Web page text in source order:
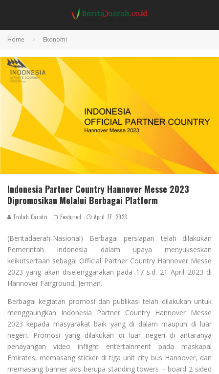
Home Ekonomi
Indonesia Partner Country Hannover Messe 2023
Dipromosikan Melalui Berbagai Platform
Endah Caratri Featured April 17, 2023
(Beritadaerah-Nasional) Berbagai persiapan telah dilakukan
Pemerintah Indonesia dalam upaya menyukseskan
keikutsertaan sebagai Official Partner Country Hannover Messe
2023 yang akan diselenggarakan pada 17 s.d. 21 April 2023 di
Hannover Fairground, Jerman.
Berbagai kegiatan promosi dan publikasi telah dilakukan untuk
menggaungkan Indonesia Partner Country Hannover Messe
2023 kepada masyarakat baik yang di dalam maupun di luar
negeri. Promosi yang dilakukan di luar negeri di antaranya
penayangan video inflight entertainment pada maskapai
Emirates, memasang sticker di tiga unit city bus Hannover, dan
memasang banner ads berupa standing towers – board 2 sided